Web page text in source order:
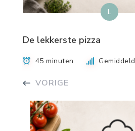
L
De lekkerste pizza
45 minuten Gemiddeld
VORIGE